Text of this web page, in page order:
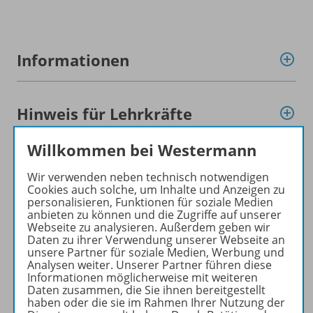
Informationen
Hinweis für Lehrkräfte
Produkte der Reihe
Konzept
Benachrichtigungs-Service
Willkommen bei Westermann
Wir verwenden neben technisch notwendigen
Cookies auch solche, um Inhalte und Anzeigen zu
personalisieren, Funktionen für soziale Medien
anbieten zu können und die Zugriffe auf unserer
Webseite zu analysieren. Außerdem geben wir
Daten zu ihrer Verwendung unserer Webseite an
unsere Partner für soziale Medien, Werbung und
Analysen weiter. Unserer Partner führen diese
Informationen möglicherweise mit weiteren
Daten zusammen, die Sie ihnen bereitgestellt
haben oder die sie im Rahmen Ihrer Nutzung der